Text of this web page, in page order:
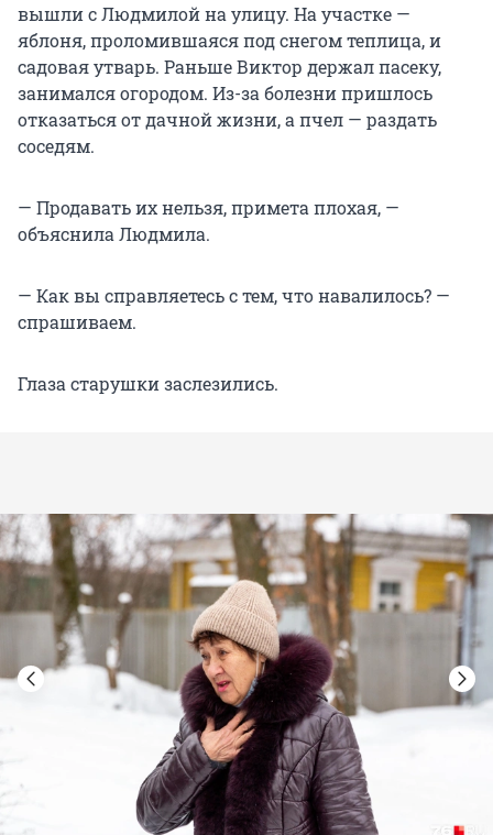
вышли с Людмилой на улицу. На участке —
яблоня, проломившаяся под снегом теплица, и
садовая утварь. Раньше Виктор держал пасеку,
занимался огородом. Из-за болезни пришлось
отказаться от дачной жизни, а пчел — раздать
соседям.
— Продавать их нельзя, примета плохая, —
объяснила Людмила.
— Как вы справляетесь с тем, что навалилось? —
спрашиваем.
Глаза старушки заслезились.